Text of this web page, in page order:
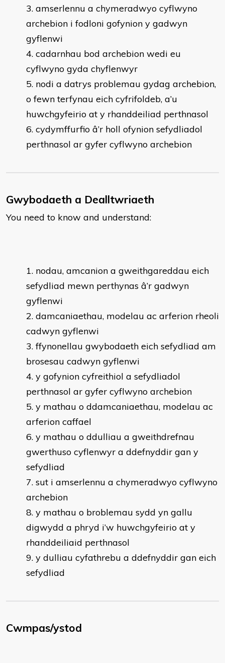
amserlennu a chymeradwyo cyflwyno
archebion i fodloni gofynion y gadwyn
gyflenwi
cadarnhau bod archebion wedi eu
cyflwyno gyda chyflenwyr
nodi a datrys problemau gydag archebion,
o fewn terfynau eich cyfrifoldeb, a’u
huwchgyfeirio at y rhanddeiliad perthnasol
cydymffurfio â’r holl ofynion sefydliadol
perthnasol ar gyfer cyflwyno archebion
Gwybodaeth a Dealltwriaeth
You need to know and understand:
nodau, amcanion a gweithgareddau eich
sefydliad mewn perthynas â’r gadwyn
gyflenwi
damcaniaethau, modelau ac arferion rheoli
cadwyn gyflenwi
ffynonellau gwybodaeth eich sefydliad am
brosesau cadwyn gyflenwi
y gofynion cyfreithiol a sefydliadol
perthnasol ar gyfer cyflwyno archebion
y mathau o ddamcaniaethau, modelau ac
arferion caffael
y mathau o ddulliau a gweithdrefnau
gwerthuso cyflenwyr a ddefnyddir gan y
sefydliad
sut i amserlennu a chymeradwyo cyflwyno
archebion
y mathau o broblemau sydd yn gallu
digwydd a phryd i’w huwchgyfeirio at y
rhanddeiliaid perthnasol
y dulliau cyfathrebu a ddefnyddir gan eich
sefydliad
Cwmpas/ystod